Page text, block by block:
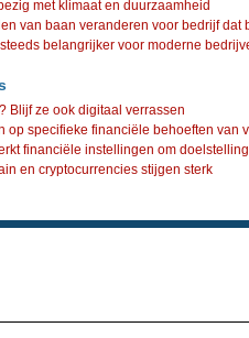
met klimaat en duurzaamheid
van baan veranderen voor bedrijf dat
belangrijker voor moderne
Blijf ze ook digitaal verrassen
op specifieke financiële behoeften van
financiële instellingen om
en cryptocurrencies stijgen sterk